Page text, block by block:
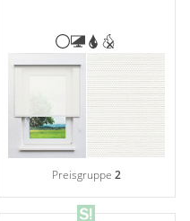
Preisgruppe 2